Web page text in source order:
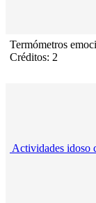
Termómetros
Créditos: 2
Actividades idoso